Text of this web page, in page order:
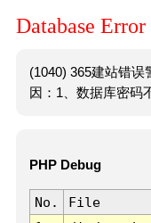
Database Error
(1040) 365建站错
因：1、数据库密码
PHP Debug
No. File